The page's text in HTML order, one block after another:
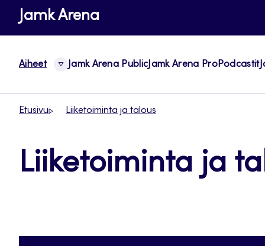
SiirryJamk Arena
Aiheet Jamk Arena PublicJamk Arena ProPodcastit
Etusivu Liiketoiminta ja talous
Liiketoiminta ja